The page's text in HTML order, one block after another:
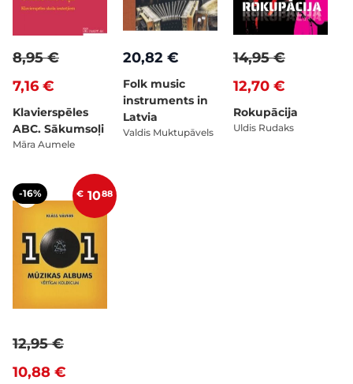
7,16 €
8,95 €
Klavierspēles
ABC. Sākumsoļi
Māra Aumele
20,82 €
Folk music
instruments in
Latvia
Valdis Muktupāvels
12,70 €
14,95 €
Rokupācija
Uldis Rudaks
-16% € 1088
10,88 €
12,95 €